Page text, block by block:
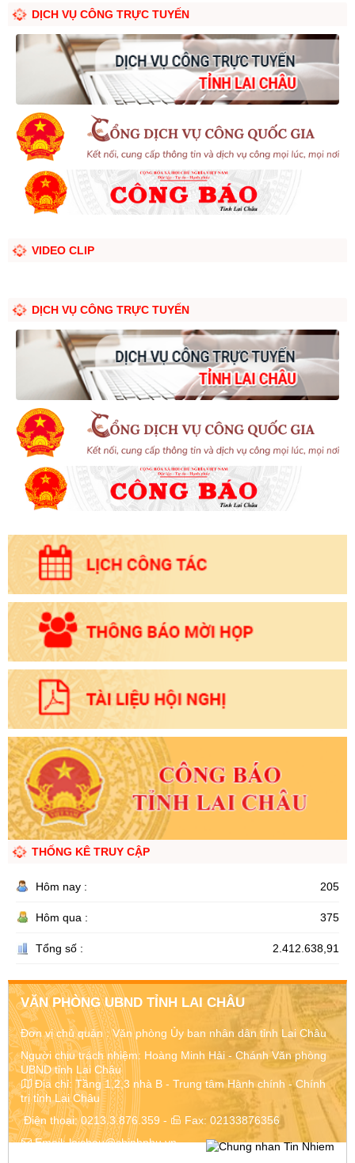
DỊCH VỤ CÔNG TRỰC TUYẾN
VIDEO CLIP
DỊCH VỤ CÔNG TRỰC TUYẾN
THỐNG KÊ TRUY CẬP
Hôm nay : 205
Hôm qua : 375
Tổng số : 2.412.638,91
VĂN PHÒNG UBND TỈNH LAI CHÂU
Đơn vị chủ quản :Văn phòng Ủy ban nhân dân tỉnh Lai Châu
Người chịu trách nhiệm: Hoàng Minh Hải - Chánh Văn phòng
UBND tỉnh Lai Châu
Địa chỉ: Tầng 1,2,3 nhà B - Trung tâm Hành chính - Chính
trị tỉnh Lai Châu
Điện thoại:0213.3.876.359 - Fax: 02133876356
Email:laichau@chinhphu.vn